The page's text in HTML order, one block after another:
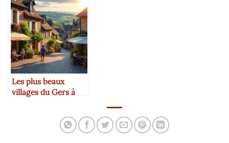
Les plus beaux
villages du Gers à